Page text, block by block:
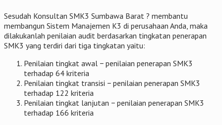
Sesudah Konsultan SMK3 Sumbawa Barat ? membantu
membangun Sistem Manajemen K3 di perusahaan Anda, maka
dilakukanlah penilaian audit berdasarkan tingkatan penerapan
SMK3 yang terdiri dari tiga tingkatan yaitu:
Penilaian tingkat awal − penilaian penerapan SMK3
terhadap 64 kriteria
Penilaian tingkat transisi − penilaian penerapan SMK3
terhadap 122 kriteria
Penilaian tingkat lanjutan − penilaian penerapan SMK3
terhadap 166 kriteria